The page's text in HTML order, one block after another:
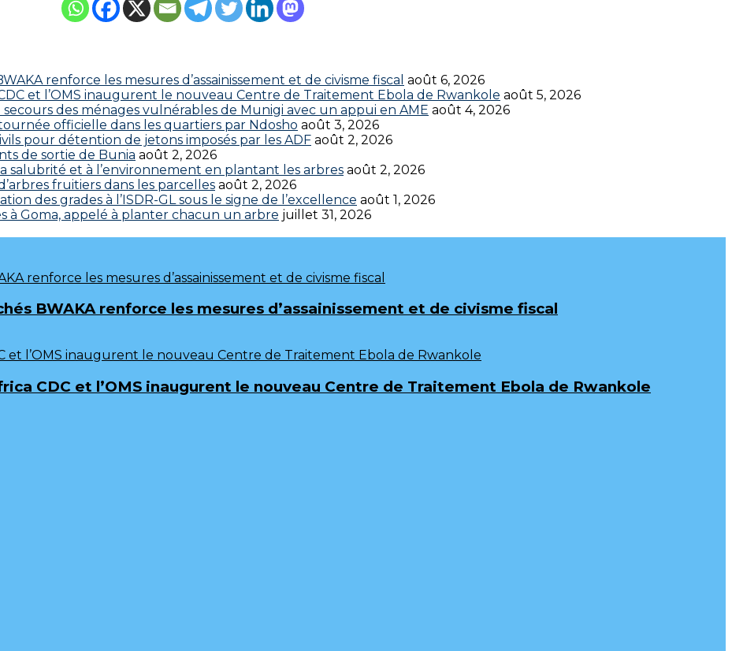
renforce les mesures d’assainissement et de civisme fiscal août 6, 2026
et l’OMS inaugurent le nouveau Centre de Traitement Ebola de Rwankole août 5, 2026
secours des ménages vulnérables de Munigi avec un appui en AME‎‎ août 4, 2026
officielle dans les quartiers par Ndosho août 3, 2026
pour détention de jetons imposés par les ADF août 2, 2026
de sortie de Bunia août 2, 2026
salubrité et à l’environnement en plantant les arbres août 2, 2026
fruitiers dans les parcelles août 2, 2026
des grades à l’ISDR-GL sous le signe de l’excellence août 1, 2026
à Goma, appelé à planter chacun un arbre juillet 31, 2026
BWAKA renforce les mesures d’assainissement et de civisme fiscal
CDC et l’OMS inaugurent le nouveau Centre de Traitement Ebola de Rwankole